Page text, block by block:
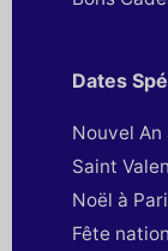
Dates
Nouvel An
Saint
Noël à
Fête